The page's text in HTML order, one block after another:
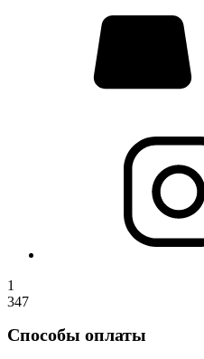
1
347
Способы оплаты